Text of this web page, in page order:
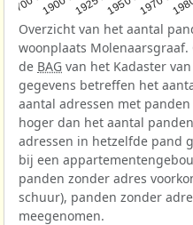
Overzicht van het aantal
woonplaats
de BAG van het Kadaster
gegevens betreffen het
aantal adressen met
hoger dan het aantal
adressen in hetzelfde pand
bij een
panden zonder adres
schuur), panden zonder
meegenomen.